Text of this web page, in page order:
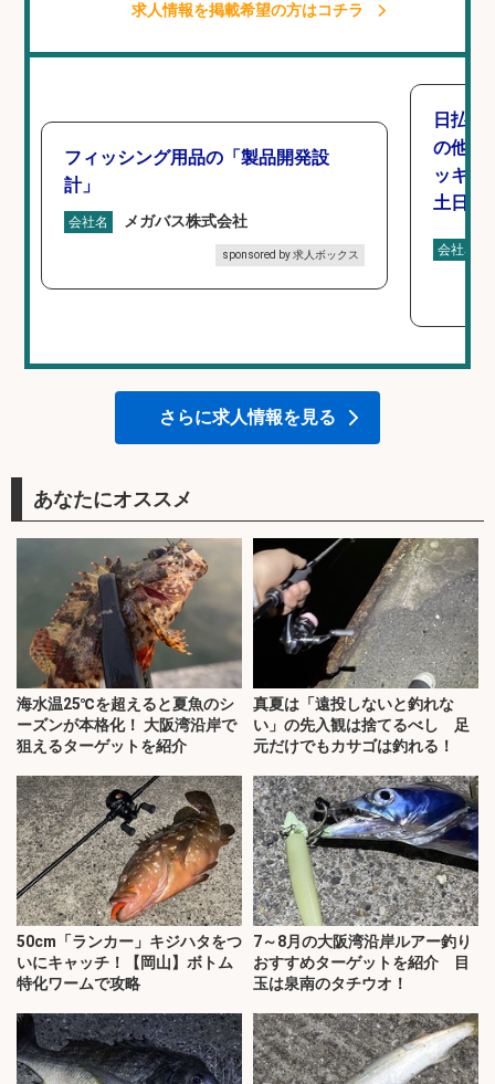
求人情報を掲載希望の方はコチラ
フィッシング用品の「製品開発設
計」
会社名 メガバス株式会社
sponsored by 求人ボックス
日払い
の他/
ッキン
土日休
会社名
さらに求人情報を見る
あなたにオススメ
海水温25℃を超えると夏魚のシ
ーズンが本格化！ 大阪湾沿岸で
狙えるターゲットを紹介
真夏は「遠投しないと釣れな
い」の先入観は捨てるべし 足
元だけでもカサゴは釣れる！
50cm「ランカー」キジハタをつ
いにキャッチ！【岡山】ボトム
特化ワームで攻略
7～8月の大阪湾沿岸ルアー釣り
おすすめターゲットを紹介 目
玉は泉南のタチウオ！